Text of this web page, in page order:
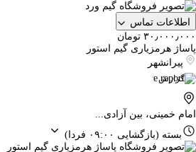
اطلاعات تماس
۳۰٫۰۰۰٫۰۰۰ تومان
پاساژ هرمزیاری گیم استور
پیرانشهر
گزارش
امام خمینی، بین آزادی...
بسته (بازگشایی ۰۹:۰۰ فردا)